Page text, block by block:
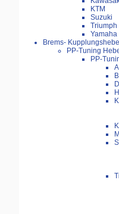
KTM
Suzuki
Triumph
Yamaha
Brems- Kupplungshebel
PP-Tuning
PP-